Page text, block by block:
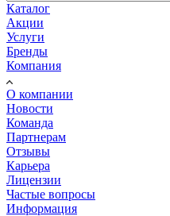
Каталог
Акции
Услуги
Бренды
Компания
О компании
Новости
Команда
Партнерам
Отзывы
Карьера
Лицензии
Частые вопросы
Информация